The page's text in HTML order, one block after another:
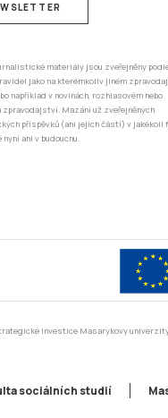
materiály jsou zveřejněny
jako na kterémkoliv jiném
například v novinách, rozhlasovém nebo
Mazání už zveřejněných
příspěvků (ani jejich částí) v jakékoli
nyní ani v budoucnu.
investice Masarykovy
sociálních studií